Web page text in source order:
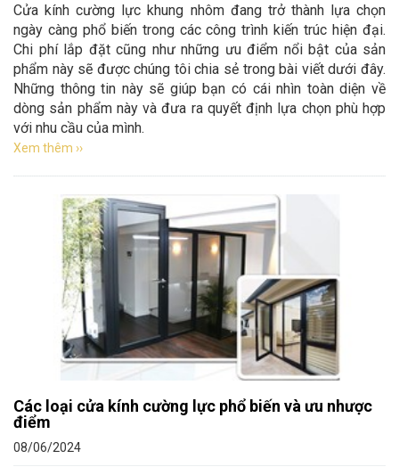
Cửa kính cường lực khung nhôm đang trở thành lựa chọn
ngày càng phổ biến trong các công trình kiến trúc hiện đại.
Chi phí lắp đặt cũng như những ưu điểm nổi bật của sản
phẩm này sẽ được chúng tôi chia sẻ trong bài viết dưới đây.
Những thông tin này sẽ giúp bạn có cái nhìn toàn diện về
dòng sản phẩm này và đưa ra quyết định lựa chọn phù hợp
với nhu cầu của mình.
Xem thêm ››
Các loại cửa kính cường lực phổ biến và ưu nhược
điểm
08/06/2024